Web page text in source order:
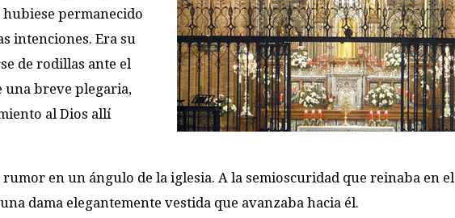
permanecido
intenciones. Era su
de rodillas ante el
una breve plegaria,
al Dios allí
en un ángulo de la iglesia. A la semioscuridad que reinaba en el
dama elegantemente vestida que avanzaba hacia él.